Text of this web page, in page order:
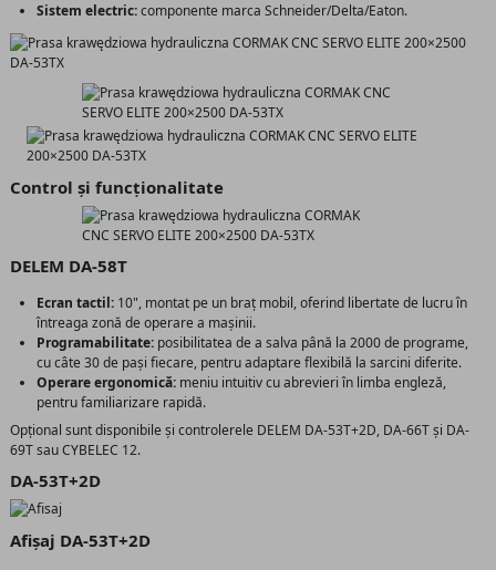
Sistem electric:componente marca Schneider/Delta/Eaton.
Control și funcționalitate
DELEM DA-58T
Ecran tactil: 10", montat pe un braț mobil, oferind libertate de lucru în
întreaga zonă de operare a mașinii.
Programabilitate: posibilitatea de a salva până la 2000 de programe,
cu câte 30 de pași fiecare, pentru adaptare flexibilă la sarcini diferite.
Operare ergonomică: meniu intuitiv cu abrevieri în limba engleză,
pentru familiarizare rapidă.
Opțional sunt disponibile și controlerele DELEM DA-53T+2D, DA-66T și DA-
69T sau CYBELEC 12.
DA-53T+2D
Afișaj DA-53T+2D